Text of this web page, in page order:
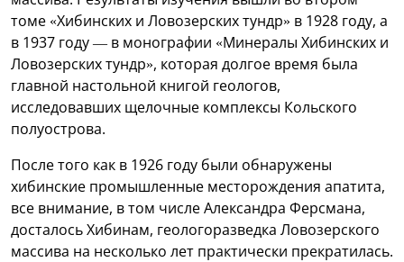
томе «Хибинских и Ловозерских тундр» в 1928 году, а
в 1937 году — в монографии «Минералы Хибинских и
Ловозерских тундр», которая долгое время была
главной настольной книгой геологов,
исследовавших щелочные комплексы Кольского
полуострова.
После того как в 1926 году были обнаружены
хибинские промышленные месторождения апатита,
все внимание, в том числе Александра Ферсмана,
досталось Хибинам, геологоразведка Ловозерского
массива на несколько лет практически прекратилась.